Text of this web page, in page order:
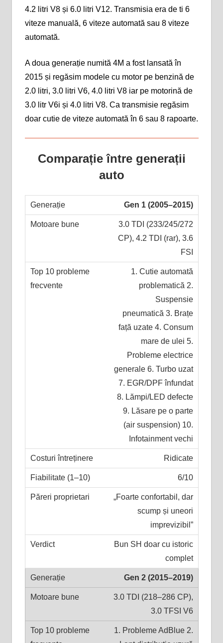
4.2 litri V8 și 6.0 litri V12. Transmisia era de ti 6
viteze manuală, 6 viteze automată sau 8 viteze
automată.
A doua generație numită 4M a fost lansată în
2015 și regăsim modele cu motor pe benzină de
2.0 litri, 3.0 litri V6, 4.0 litri V8 iar pe motorină de
3.0 litr V6i și 4.0 litri V8. Ca transmisie regăsim
doar cutie de viteze automată în 6 sau 8 rapoarte.
Comparație între generații
auto
Gen 1 (2005–2015)
3.0 TDI (233/245/272
CP), 4.2 TDI (rar), 3.6
FSI
1. Cutie automată
problematică 2.
Suspensie
pneumatică 3. Brațe
față uzate 4. Consum
mare de ulei 5.
Probleme electrice
generale 6. Turbo uzat
7. EGR/DPF înfundat
8. Lămpi/LED defecte
9. Lăsare pe o parte
(air suspension) 10.
Infotainment vechi
Ridicate
6/10
„Foarte confortabil, dar
scump și uneori
imprevizibil”
Bun SH doar cu istoric
complet
Gen 2 (2015–2019)
3.0 TDI (218–286 CP),
3.0 TFSI V6
1. Probleme AdBlue 2.